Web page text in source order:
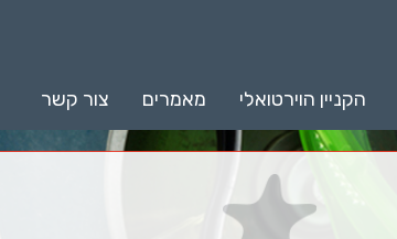
הקניין הוירטואלי מאמרים צור קשר